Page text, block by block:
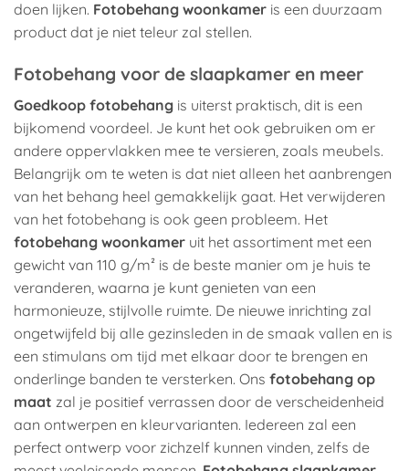
doen lijken. Fotobehang woonkamer is een duurzaam
product dat je niet teleur zal stellen.
Fotobehang voor de slaapkamer en meer
Goedkoop fotobehang is uiterst praktisch, dit is een
bijkomend voordeel. Je kunt het ook gebruiken om er
andere oppervlakken mee te versieren, zoals meubels.
Belangrijk om te weten is dat niet alleen het aanbrengen
van het behang heel gemakkelijk gaat. Het verwijderen
van het fotobehang is ook geen probleem. Het
fotobehang woonkamer uit het assortiment met een
gewicht van 110 g/m² is de beste manier om je huis te
veranderen, waarna je kunt genieten van een
harmonieuze, stijlvolle ruimte. De nieuwe inrichting zal
ongetwijfeld bij alle gezinsleden in de smaak vallen en is
een stimulans om tijd met elkaar door te brengen en
onderlinge banden te versterken. Ons fotobehang op
maat zal je positief verrassen door de verscheidenheid
aan ontwerpen en kleurvarianten. Iedereen zal een
perfect ontwerp voor zichzelf kunnen vinden, zelfs de